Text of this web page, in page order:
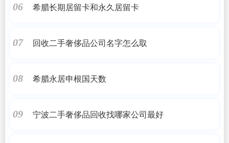
06 希腊长期居留卡和永久居留卡
07 回收二手奢侈品公司名字怎么取
08 希腊永居申根国天数
09 宁波二手奢侈品回收找哪家公司最好